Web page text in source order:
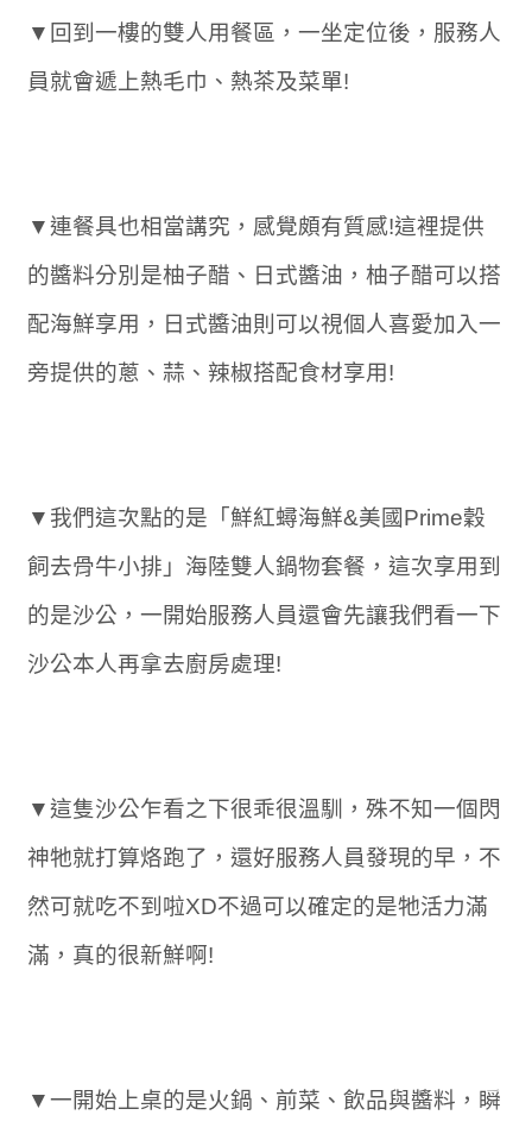
▼回到一樓的雙人用餐區，一坐定位後，服務人
員就會遞上熱毛巾、熱茶及菜單!
▼連餐具也相當講究，感覺頗有質感!這裡提供
的醬料分別是柚子醋、日式醬油，柚子醋可以搭
配海鮮享用，日式醬油則可以視個人喜愛加入一
旁提供的蔥、蒜、辣椒搭配食材享用!
▼我們這次點的是「鮮紅蟳海鮮&美國Prime穀
飼去骨牛小排」海陸雙人鍋物套餐，這次享用到
的是沙公，一開始服務人員還會先讓我們看一下
沙公本人再拿去廚房處理!
▼這隻沙公乍看之下很乖很溫馴，殊不知一個閃
神牠就打算烙跑了，還好服務人員發現的早，不
然可就吃不到啦XD不過可以確定的是牠活力滿
滿，真的很新鮮啊!
▼一開始上桌的是火鍋、前菜、飲品與醬料，瞬